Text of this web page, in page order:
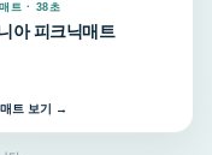
트 · 38초
아 피크닉매트
트 보기 →